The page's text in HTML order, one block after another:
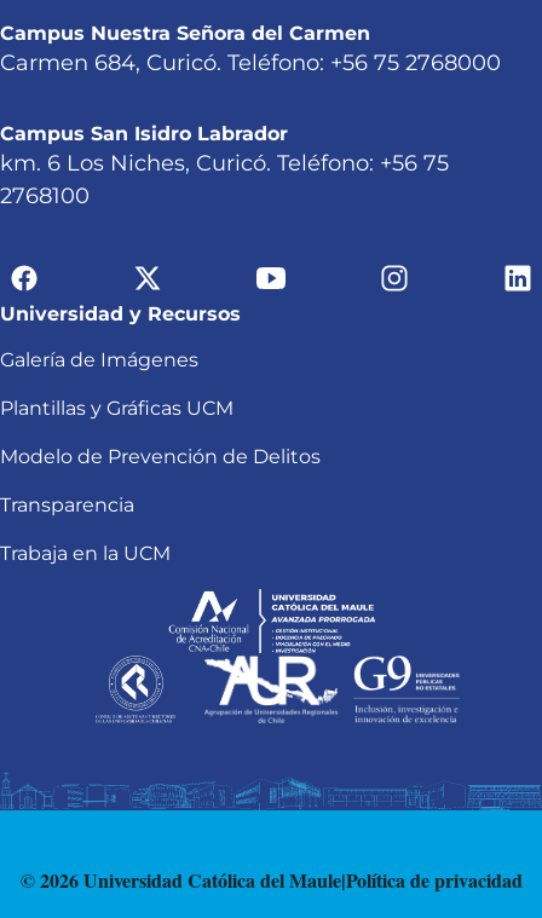
Campus Nuestra Señora del Carmen
Carmen 684, Curicó. Teléfono: +56 75 2768000
Campus San Isidro Labrador
km. 6 Los Niches, Curicó. Teléfono: +56 75
2768100
Universidad y Recursos
Galería de Imágenes
Plantillas y Gráficas UCM
Modelo de Prevención de Delitos
Transparencia
Trabaja en la UCM
© 2026 Universidad Católica del Maule|Política de privacidad